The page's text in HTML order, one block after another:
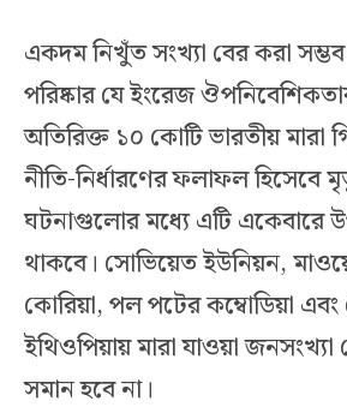
একদম নিখুঁত সংখ্যা বের করা
পরিষ্কার যে ইংরেজ
অতিরিক্ত ১০ কোটি ভারতীয় মারা
নীতি-নির্ধারণের ফলাফল হিসেবে
ঘটনাগুলোর মধ্যে এটি একেবারে
থাকবে। সোভিয়েত ইউনিয়ন,
কোরিয়া, পল পটের কম্বোডিয়া এবং
ইথিওপিয়ায় মারা যাওয়া
সমান হবে না।